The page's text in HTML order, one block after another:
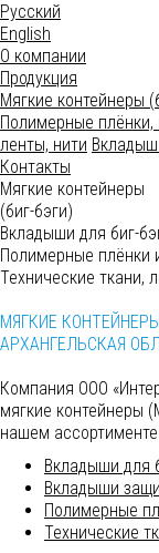
Русский
English
О компании
Продукция
Мягкие контейнеры
Полимерные
ленты, нити
Контакты
Мягкие контейнеры
(биг-бэги)
Вкладыши для биг-
Полимерные плёнки
Технические ткани,
МЯГКИЕ
АРХАНГЕЛЬСКАЯ
Компания ООО
мягкие контейнеры
нашем
Вкладыши для
Вкладыши
Полимерные
Технические